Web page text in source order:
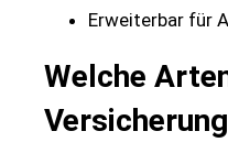
Erweiterbar für
Welche